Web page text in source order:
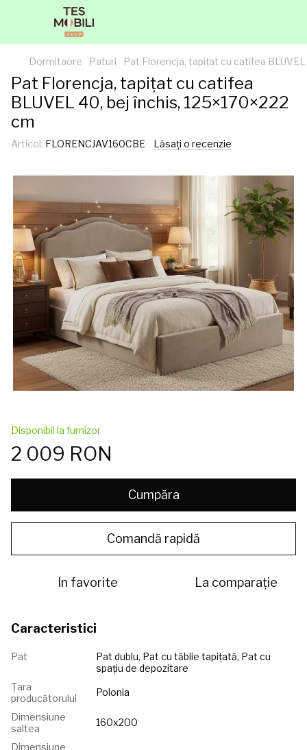
Dormitaore Paturi Pat Florencja, tapițat cu catifea
Pat Florencja, tapițat cu catifea
BLUVEL 40, bej închis, 125×170×222
cm
Articol: FLORENCJAV160CBE Lăsați o recenzie
Disponibil la furnizor
2 009 RON
Cumpăra
Comandă rapidă
În favorite La comparație
Caracteristici
Pat
Pat dublu, Pat cu tăblie tapițată, Pat cu
spațiu de depozitare
Țara
producătorului
Polonia
Dimensiune
saltea
160x200
Dimensiune